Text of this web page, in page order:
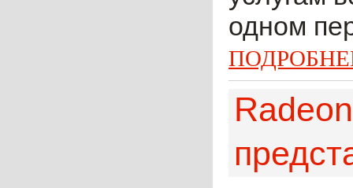
одном